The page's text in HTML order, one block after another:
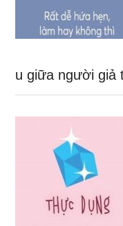
u giữa người giả